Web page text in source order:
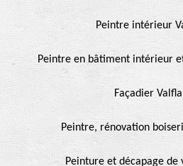
Peintre intérieur
Peintre en bâtiment intérieur
Façadier
Peintre, rénovation
Peinture et décapage de